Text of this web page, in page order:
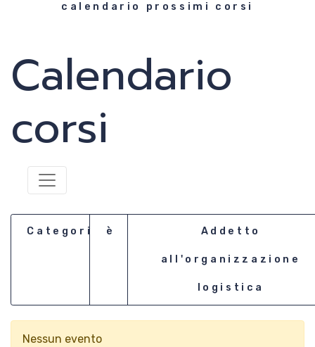
Formazione
News
Documenti
Tesseramento e
Affiliazione
Contatti
calendario prossimi corsi
Calendario
corsi
Categoria è Addetto
all'organizzazione
logistica
Nessun evento